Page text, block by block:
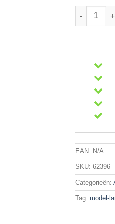
Angels
EAN: N/A
SKU: 62396
Categorieën:
Tag: model-